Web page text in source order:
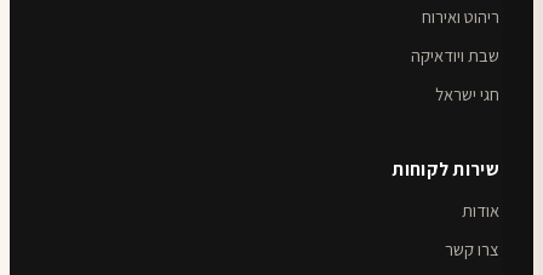
ריהוט ואירוח
שבת ויודאיקה
חגי ישראל
שירות לקוחות
אודות
צרו קשר